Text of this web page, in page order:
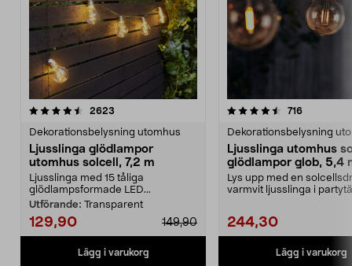
2623
Dekorationsbelysning utomhus
Ljusslinga glödlampor
utomhus solcell, 7,2 m
Ljusslinga med 15 tåliga
glödlampsformade LED...
Utförande: Transparent
129,90 149,90
Lägg i varukorg
4.5 av 5 stjärnor 716
Dekorationsbelysning
Ljusslinga utomhus
glödlampor glob, 5,4
Lys upp med en
varmvit ljusslinga i
244,30
Lägg i varukorg
4.0 av 5 stjärnor